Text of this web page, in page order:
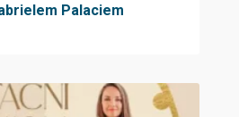
Palaciem